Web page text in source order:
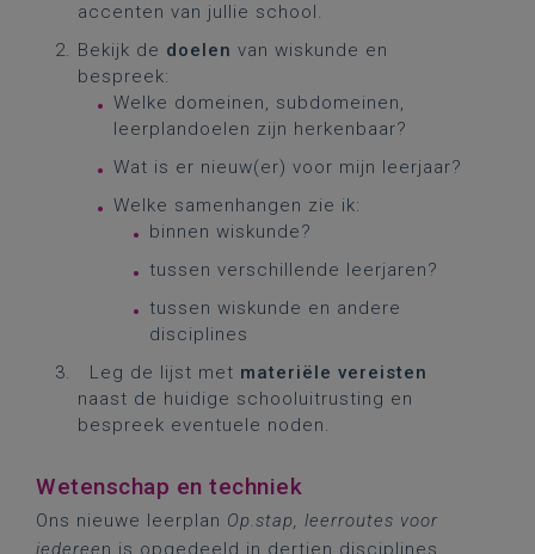
accenten van jullie school.
Bekijk de doelen van wiskunde en
bespreek:
Welke domeinen, subdomeinen,
leerplandoelen zijn herkenbaar?
Wat is er nieuw(er) voor mijn leerjaar?
Welke samenhangen zie ik:
binnen wiskunde?
tussen verschillende leerjaren?
tussen wiskunde en andere
disciplines
Leg de lijst met materiële vereisten
naast de huidige schooluitrusting en
bespreek eventuele noden.
Wetenschap en techniek
Ons nieuwe leerplan Op.stap, leerroutes voor
iedereen is opgedeeld in dertien disciplines,